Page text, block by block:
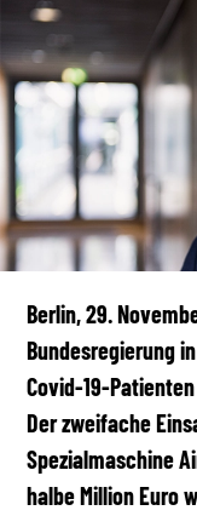
STELLENPORTAL
MEDIATHEK
Berlin, 29.
Bundesregierung
Covid-19-
Der zweifache
Spezialmaschine
halbe Million Euro